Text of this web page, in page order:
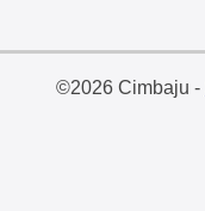
©2026 Cimbaju -